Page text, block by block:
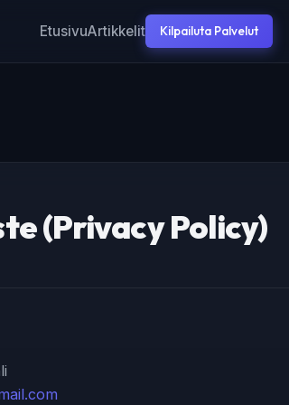
EtusivuArtikkelit Kilpailuta Palvelut
(Privacy Policy)